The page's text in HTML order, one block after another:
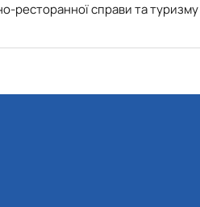
ресторанної справи та туризму